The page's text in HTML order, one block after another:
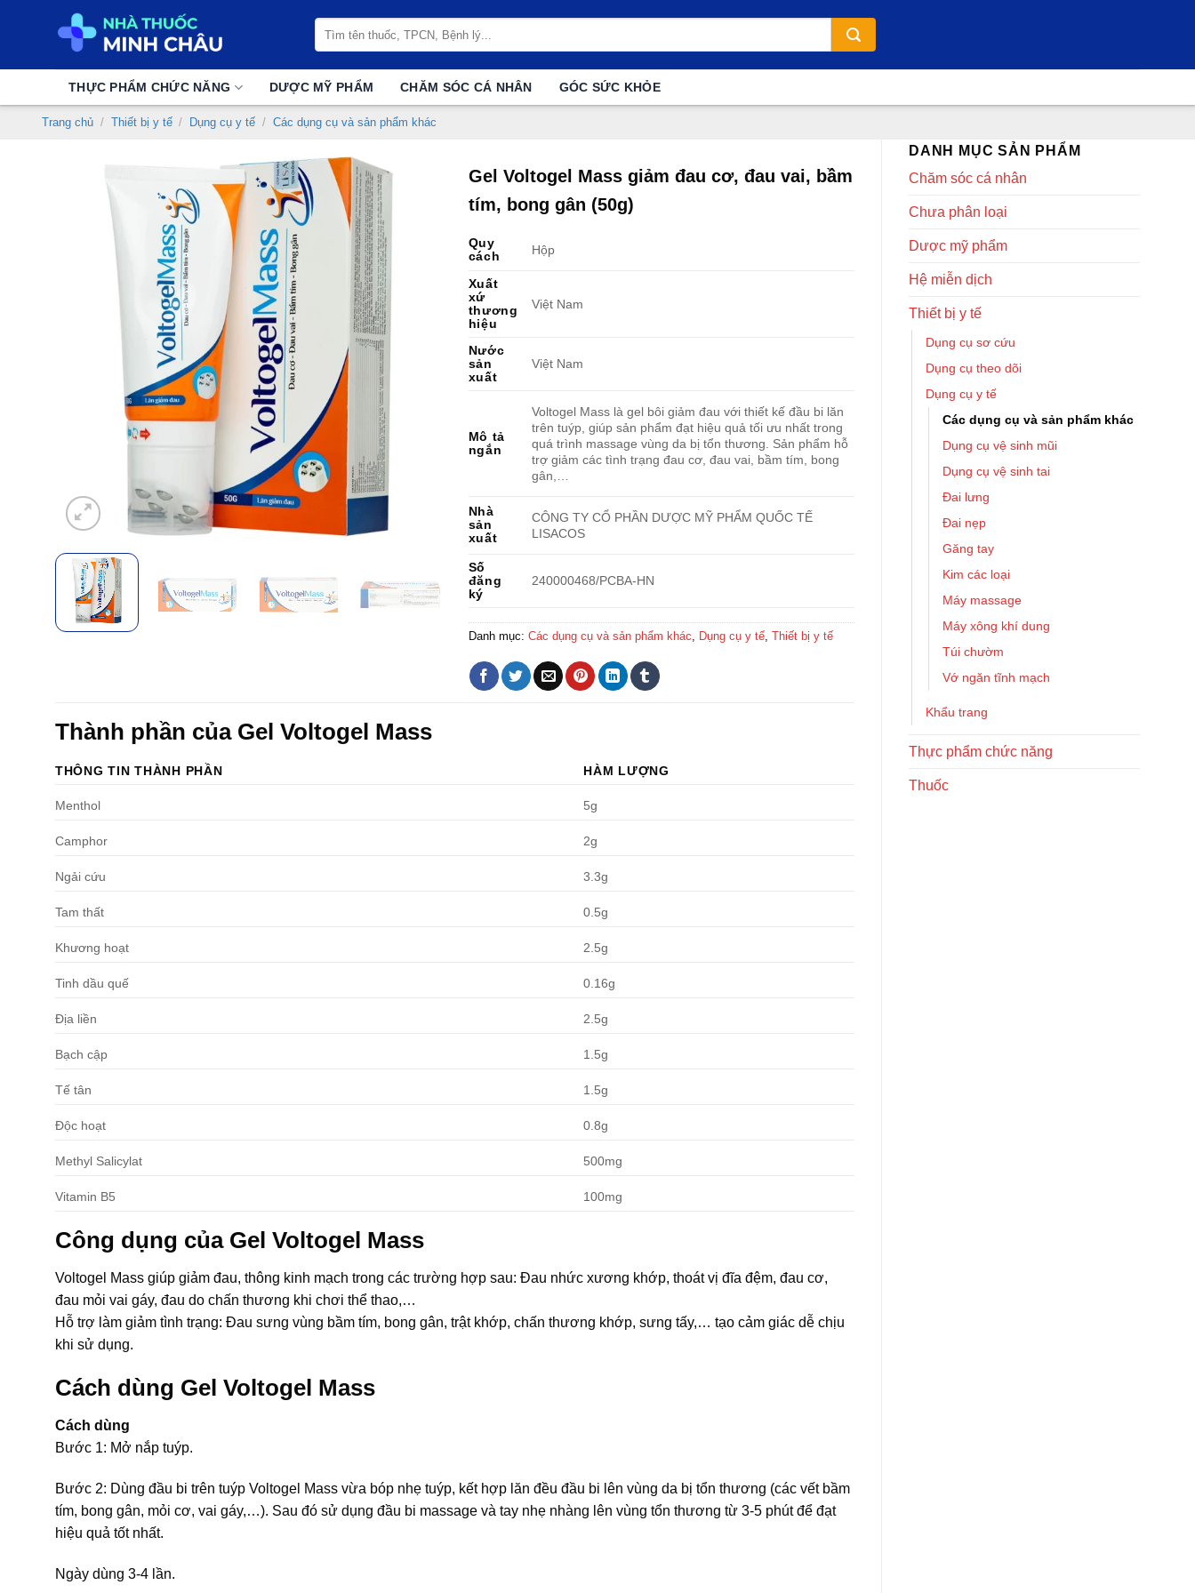
kiếm:
THỰC PHẨM CHỨC NĂNG DƯỢC MỸ PHẨM CHĂM SÓC CÁ NHÂN GÓC SỨC KHỎE
Trang chủ / Thiết bị y tế / Dụng cụ y tế / Các dụng cụ và sản phẩm khác
DANH MỤC SẢN PHẨM
Chăm sóc cá nhân
Chưa phân loại
Dược mỹ phẩm
Hệ miễn dịch
Thiết bị y tế
Dụng cụ sơ cứu
Dụng cụ theo dõi
Dụng cụ y tế
Các dụng cụ và sản phẩm khác
Dụng cụ vệ sinh mũi
Dụng cụ vệ sinh tai
Đai lưng
Đai nẹp
Găng tay
Kim các loại
Máy massage
Máy xông khí dung
Túi chườm
Vớ ngăn tĩnh mạch
Khẩu trang
Thực phẩm chức năng
Thuốc
Gel Voltogel Mass giảm đau cơ, đau vai, bầm
tím, bong gân (50g)
Quy
cách
Hộp
Xuất
xứ
thương
hiệu
Việt Nam
Nước
sản
xuất
Việt Nam
Mô tả
ngắn
Voltogel Mass là gel bôi giảm đau với thiết kế đầu bi lăn
trên tuýp, giúp sản phẩm đạt hiệu quả tối ưu nhất trong
quá trình massage vùng da bị tổn thương. Sản phẩm hỗ
trợ giảm các tình trạng đau cơ, đau vai, bầm tím, bong
gân,…
Nhà
sản
xuất
CÔNG TY CỔ PHẦN DƯỢC MỸ PHẨM QUỐC TẾ
LISACOS
Số
đăng
ký
240000468/PCBA-HN
Danh mục: Các dụng cụ và sản phẩm khác, Dụng cụ y tế, Thiết bị y tế
Thành phần của Gel Voltogel Mass
THÔNG TIN THÀNH PHẦN HÀM LƯỢNG
Menthol 5g
Camphor 2g
Ngải cứu 3.3g
Tam thất 0.5g
Khương hoạt 2.5g
Tinh dầu quế 0.16g
Địa liền 2.5g
Bạch cập 1.5g
Tế tân 1.5g
Độc hoạt 0.8g
Methyl Salicylat 500mg
Vitamin B5 100mg
Công dụng của Gel Voltogel Mass
Voltogel Mass giúp giảm đau, thông kinh mạch trong các trường hợp sau: Đau nhức xương khớp, thoát vị đĩa đệm, đau cơ,
đau mỏi vai gáy, đau do chấn thương khi chơi thể thao,…
Hỗ trợ làm giảm tình trạng: Đau sưng vùng bầm tím, bong gân, trật khớp, chấn thương khớp, sưng tấy,… tạo cảm giác dễ chịu
khi sử dụng.
Cách dùng Gel Voltogel Mass
Cách dùng
Bước 1: Mở nắp tuýp.
Bước 2: Dùng đầu bi trên tuýp Voltogel Mass vừa bóp nhẹ tuýp, kết hợp lăn đều đầu bi lên vùng da bị tổn thương (các vết bầm
tím, bong gân, mỏi cơ, vai gáy,…). Sau đó sử dụng đầu bi massage và tay nhẹ nhàng lên vùng tổn thương từ 3-5 phút để đạt
hiệu quả tốt nhất.
Ngày dùng 3-4 lần.